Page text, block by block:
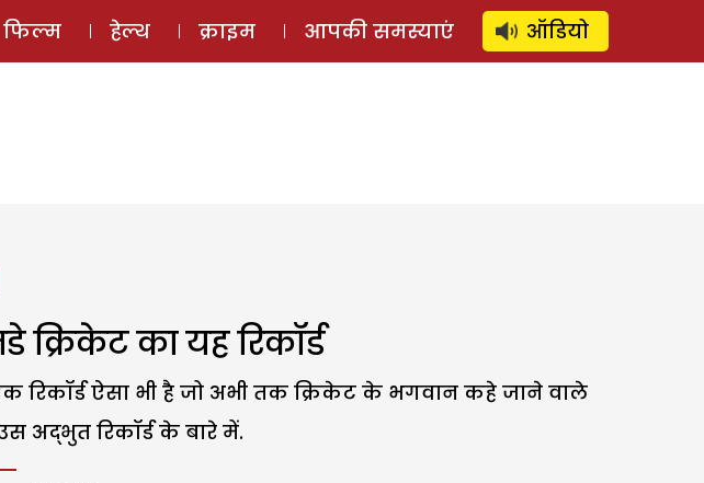
ई-मैगज़ीन ऑडियो स्टोरी लॉग इन ⚲ SUBSCRIBE
फिल्म हेल्थ क्राइम आपकी समस्याएं ऑडियो
का यह रिकॉर्ड
ऐसा भी है जो अभी तक क्रिकेट के भगवान कहे जाने वाले
अद्भुत रिकॉर्ड के बारे में.